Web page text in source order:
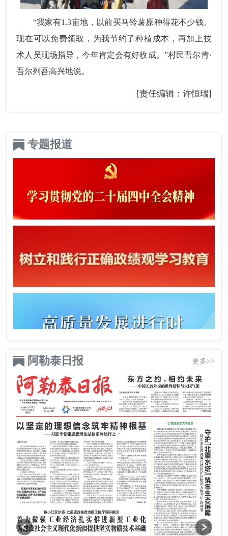
“我家有1.3亩地，以前买马铃薯原种得花不少钱。
现在可以免费领取，为我节约了种植成本，再加上技
术人员现场指导，今年肯定会有好收成。”村民吾尔肯·
吾尔列吾高兴地说。
[责任编辑：许恒瑞]
专题报道
阿勒泰日报 更多>>